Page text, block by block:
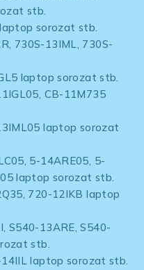
stb.
sorozat stb.
730S-13IML, 730S-
laptop sorozat stb.
CB-11M735
laptop sorozat
5-14ARE05, 5-
laptop sorozat stb.
720-12IKB laptop
S540-13ARE, S540-
stb.
laptop sorozat stb.